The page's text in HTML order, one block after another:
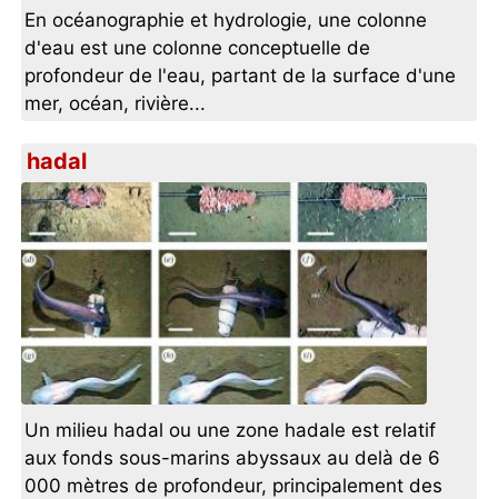
En océanographie et hydrologie, une colonne
d'eau est une colonne conceptuelle de
profondeur de l'eau, partant de la surface d'une
mer, océan, rivière...
hadal
Un milieu hadal ou une zone hadale est relatif
aux fonds sous-marins abyssaux au delà de 6
000 mètres de profondeur, principalement des